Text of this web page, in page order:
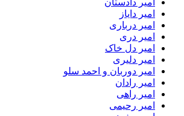
امیر دایاز
امیر درباری
امیر دری
امیر دل خاک
امیر دلیری
امیر دوربان و احمد سلو
امیر رادان
امیر راهی
امیر رحیمی